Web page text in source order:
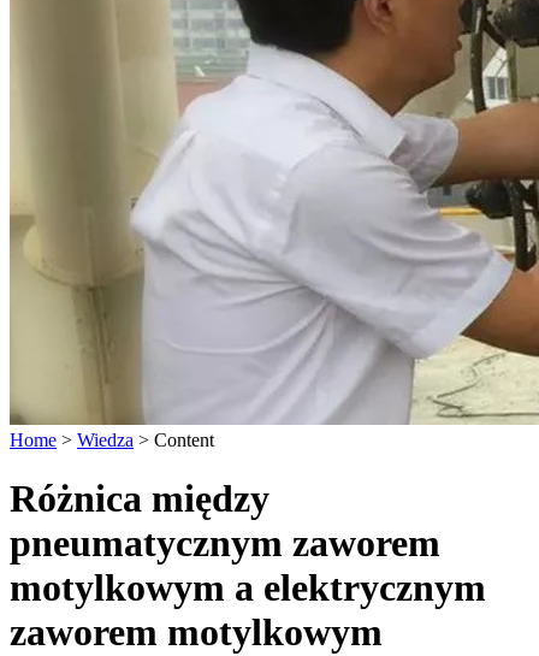
Home > Wiedza > Content
Różnica między
pneumatycznym zaworem
motylkowym a elektrycznym
zaworem motylkowym